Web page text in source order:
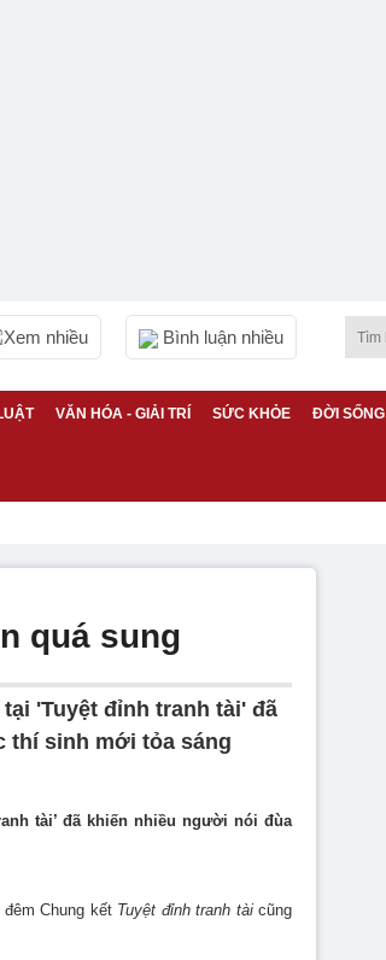
Xem nhiều Bình luận nhiều
VĂN HÓA - GIẢI TRÍ SỨC KHỎE ĐỜI SỐNG
quá sung
'Tuyệt đỉnh tranh tài' đã
thí sinh mới tỏa sáng
tài’ đã khiến nhiều người nói đùa
Chung kếtTuyệt đỉnh tranh tàicũng